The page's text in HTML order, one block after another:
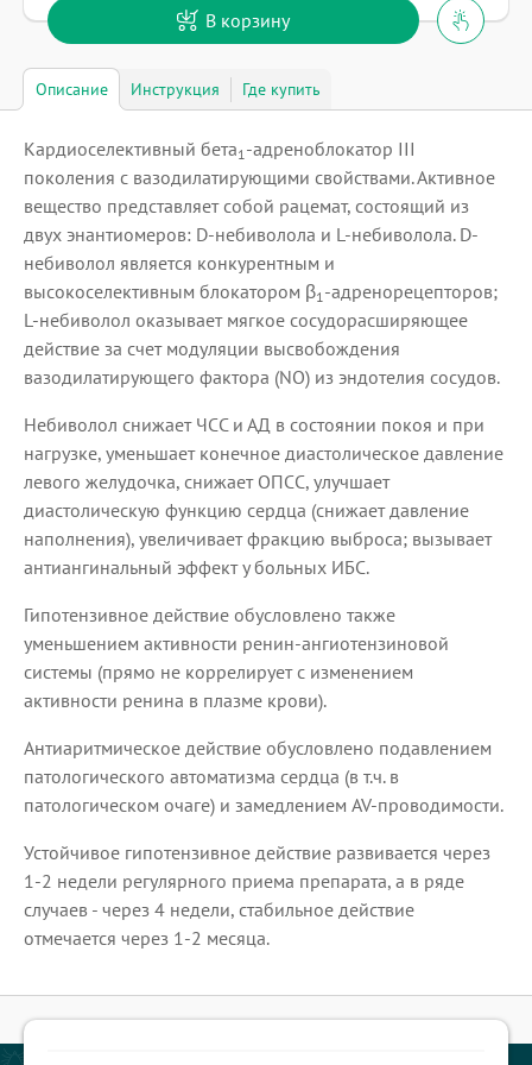
В корзину
Описание Инструкция Где купить
Кардиоселективный бета1 -адреноблокатор III
поколения с вазодилатирующими свойствами. Активное
вещество представляет собой рацемат, состоящий из
двух энантиомеров: D-небиволола и L-небиволола. D-
небиволол является конкурентным и
высокоселективным блокатором β1 -адренорецепторов;
L-небиволол оказывает мягкое сосудорасширяющее
действие за счет модуляции высвобождения
вазодилатирующего фактора (NO) из эндотелия сосудов.
Небиволол снижает ЧСС и АД в состоянии покоя и при
нагрузке, уменьшает конечное диастолическое давление
левого желудочка, снижает ОПСС, улучшает
диастолическую функцию сердца (снижает давление
наполнения), увеличивает фракцию выброса; вызывает
антиангинальный эффект у больных ИБС.
Гипотензивное действие обусловлено также
уменьшением активности ренин-ангиотензиновой
системы (прямо не коррелирует с изменением
активности ренина в плазме крови).
Антиаритмическое действие обусловлено подавлением
патологического автоматизма сердца (в т.ч. в
патологическом очаге) и замедлением AV-проводимости.
Устойчивое гипотензивное действие развивается через
1-2 недели регулярного приема препарата, а в ряде
случаев - через 4 недели, стабильное действие
отмечается через 1-2 месяца.